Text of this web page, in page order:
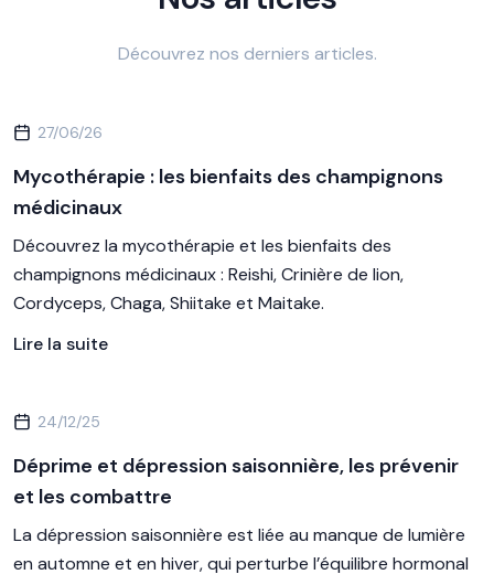
Découvrez nos derniers articles.
27/06/26
Mycothérapie : les bienfaits des champignons
médicinaux
Découvrez la mycothérapie et les bienfaits des
champignons médicinaux : Reishi, Crinière de lion,
Cordyceps, Chaga, Shiitake et Maitake.
Lire la suite
24/12/25
Déprime et dépression saisonnière, les prévenir
et les combattre
La dépression saisonnière est liée au manque de lumière
en automne et en hiver, qui perturbe l’équilibre hormonal